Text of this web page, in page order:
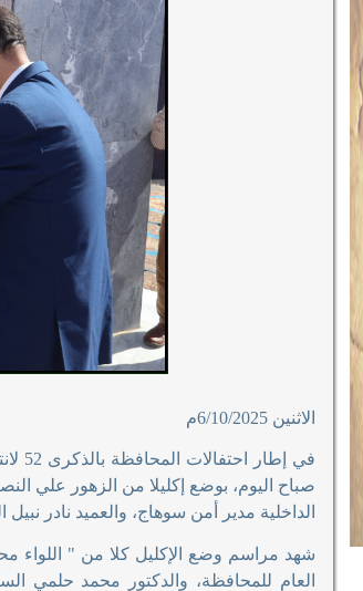
الاثنين 6/10/2025م
في
صباح اليوم، بوضع إكليلا من الزهور علي
الداخلية مدير أمن سوهاج، والعميد نادر
شهد مراسم وضع الإكليل كلا من " اللواء
العام للمحافظة، والدكتور محمد حلمي